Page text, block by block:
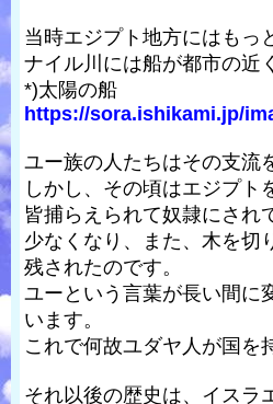
当時エジプト地方にはもっ
ナイル川には船が都市の近
*)太陽の船
https://sora.ishikami.jp/
ユー族の人たちはその支流
しかし、その頃はエジプト
皆捕らえられて奴隷にされ
少なくなり、また、木を切
残されたのです。
ユーという言葉が長い間に
います。
これで何故ユダヤ人が国を
それ以後の歴史は、イスラ